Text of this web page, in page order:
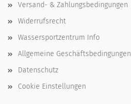
Versand- & Zahlungsbedingungen
Widerrufsrecht
Wassersportzentrum Info
Allgemeine Geschäftsbedingungen
Datenschutz
Cookie Einstellungen